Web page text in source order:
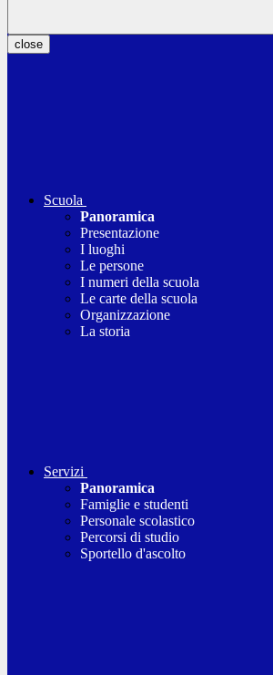
close
Scuola
Panoramica
Presentazione
I luoghi
Le persone
I numeri della scuola
Le carte della scuola
Organizzazione
La storia
Servizi
Panoramica
Famiglie e studenti
Personale scolastico
Percorsi di studio
Sportello d'ascolto